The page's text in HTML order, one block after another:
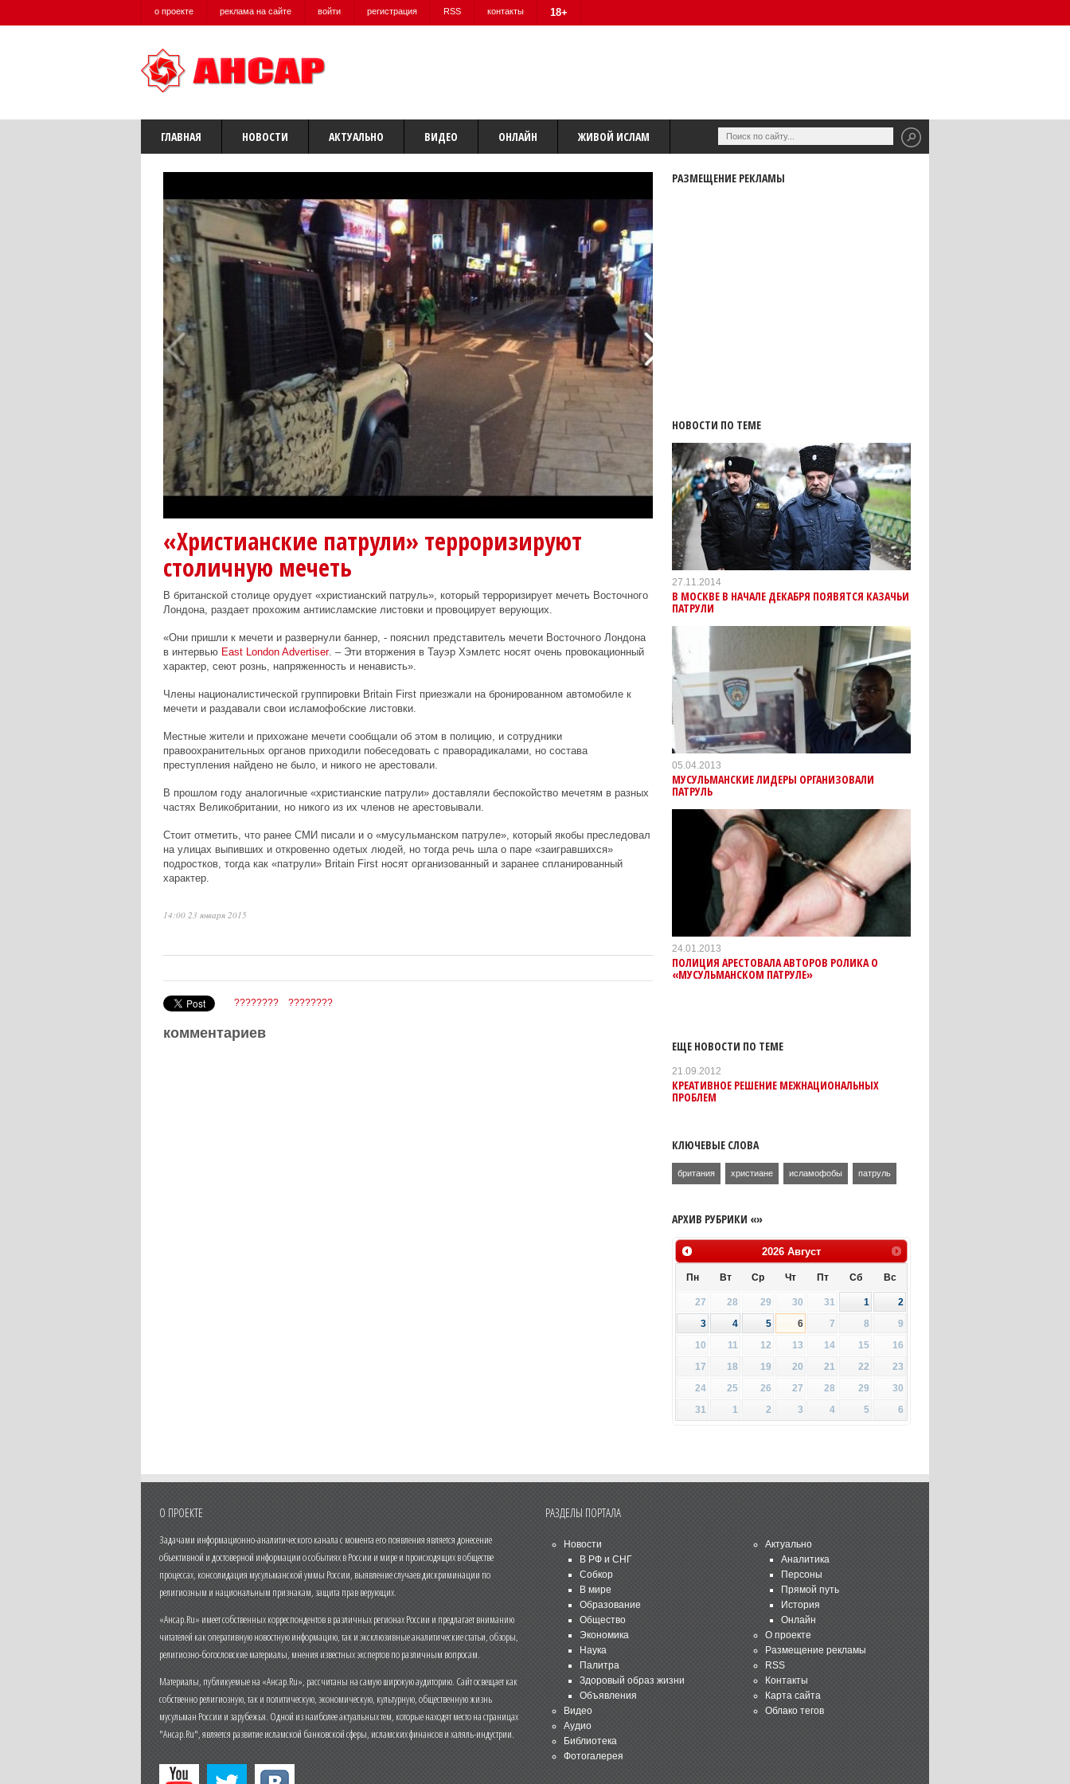
о проекте реклама на сайте войти регистрация RSS контакты 18+
ГЛАВНАЯ НОВОСТИ АКТУАЛЬНО ВИДЕО ОНЛАЙН ЖИВОЙ ИСЛАМ
«Христианские патрули» терроризируют
столичную мечеть
В британской столице орудует «христианский патруль», который терроризирует мечеть Восточного
Лондона, раздает прохожим антиисламские листовки и провоцирует верующих.
«Они пришли к мечети и развернули баннер, - пояснил представитель мечети Восточного Лондона
в интервью East London Advertiser. – Эти вторжения в Тауэр Хэмлетс носят очень провокационный
характер, сеют рознь, напряженность и ненависть».
Члены националистической группировки Britain Firstприезжали на бронированном автомобиле к
мечети и раздавали свои исламофобские листовки.
Местные жители и прихожане мечети сообщали об этом в полицию, и сотрудники
правоохранительных органов приходили побеседовать с праворадикалами, но состава
преступления найдено не было, и никого не арестовали.
В прошлом году аналогичные «христианские патрули» доставляли беспокойство мечетям в разных
частях Великобритании, но никого из их членов не арестовывали.
Стоит отметить, что ранее СМИ писали и о «мусульманском патруле», который якобы преследовал
на улицах выпивших и откровенно одетых людей, но тогда речь шла о паре «заигравшихся»
подростков, тогда как «патрули» Britain Firstносят организованный и заранее спланированный
характер.
14:00 23 января 2015
???????? ????????
комментариев
РАЗМЕЩЕНИЕ РЕКЛАМЫ
НОВОСТИ ПО ТЕМЕ
27.11.2014
В МОСКВЕ В НАЧАЛЕ ДЕКАБРЯ ПОЯВЯТСЯ КАЗАЧЬИ
ПАТРУЛИ
05.04.2013
МУСУЛЬМАНСКИЕ ЛИДЕРЫ ОРГАНИЗОВАЛИ
ПАТРУЛЬ
24.01.2013
ПОЛИЦИЯ АРЕСТОВАЛА АВТОРОВ РОЛИКА О
«МУСУЛЬМАНСКОМ ПАТРУЛЕ»
ЕЩЕ НОВОСТИ ПО ТЕМЕ
21.09.2012
КРЕАТИВНОЕ РЕШЕНИЕ МЕЖНАЦИОНАЛЬНЫХ
ПРОБЛЕМ
КЛЮЧЕВЫЕ СЛОВА
британия христиане исламофобы патруль
АРХИВ РУБРИКИ «»
2026 Август
Пн Вт Ср Чт Пт Сб Вс
27 28 29 30 31 1
2
3
4 5 6 7 8
9
10
11 12 13 14 15
16
17
18 19 20 21 22
23
24
25 26 27 28 29
30
31
1 2 3 4 5 6
О ПРОЕКТЕ
Задачами информационно-аналитического канала с момента его появления является донесение
объективной и достоверной информации о событиях в России и мире и происходящих в обществе
процессах, консолидация мусульманской уммы России, выявление случаев дискриминации по
религиозным и национальным признакам, защита прав верующих.
«Ансар.Ru» имеет собственных корреспондентов в различных регионах России и предлагает вниманию
читателей как оперативную новостную информацию, так и эксклюзивные аналитические статьи, обзоры,
религиозно-богословские материалы, мнения известных экспертов по различным вопросам.
Материалы, публикуемые на «Ансар.Ru», рассчитаны на самую широкую аудиторию. Сайт освещает как
собственно религиозную, так и политическую, экономическую, культурную, общественную жизнь
мусульман России и зарубежья. Одной из наиболее актуальных тем, которые находят место на страницах
"Ансар.Ru", является развитие исламской банковской сферы, исламских финансов и халяль-индустрии.
РАЗДЕЛЫ ПОРТАЛА
Новости
В РФ и СНГ
Собкор
В мире
Образование
Общество
Экономика
Наука
Палитра
Здоровый образ жизни
Объявления
Видео
Аудио
Библиотека
Фотогалерея
Актуально
Аналитика
Персоны
Прямой путь
История
Онлайн
О проекте
Размещение рекламы
RSS
Контакты
Карта сайта
Облако тегов